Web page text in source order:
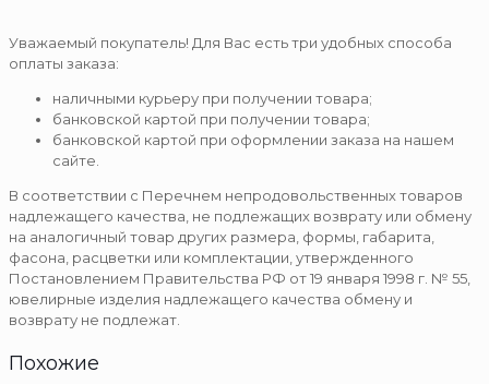
Уважаемый покупатель! Для Вас есть три удобных способа
оплаты заказа:
наличными курьеру при получении товара;
банковской картой при получении товара;
банковской картой при оформлении заказа на нашем
сайте.
В соответствии с Перечнем непродовольственных товаров
надлежащего качества, не подлежащих возврату или обмену
на аналогичный товар других размера, формы, габарита,
фасона, расцветки или комплектации, утвержденного
Постановлением Правительства РФ от 19 января 1998 г. № 55,
ювелирные изделия надлежащего качества обмену и
возврату не подлежат.
Похожие